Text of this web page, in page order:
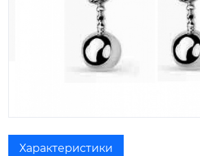
Характеристики